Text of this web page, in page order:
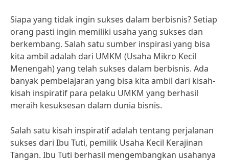
Siapa yang tidak ingin sukses dalam berbisnis? Setiap
orang pasti ingin memiliki usaha yang sukses dan
berkembang. Salah satu sumber inspirasi yang bisa
kita ambil adalah dari UMKM (Usaha Mikro Kecil
Menengah) yang telah sukses dalam berbisnis. Ada
banyak pembelajaran yang bisa kita ambil dari kisah-
kisah inspiratif para pelaku UMKM yang berhasil
meraih kesuksesan dalam dunia bisnis.
Salah satu kisah inspiratif adalah tentang perjalanan
sukses dari Ibu Tuti, pemilik Usaha Kecil Kerajinan
Tangan. Ibu Tuti berhasil mengembangkan usahanya